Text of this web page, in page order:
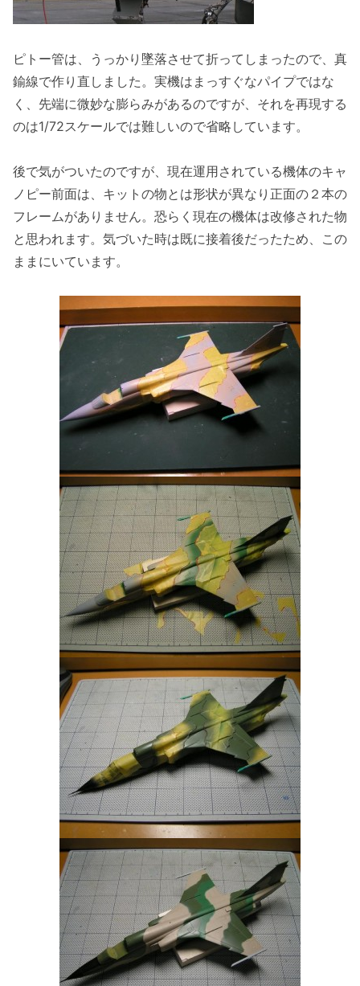
ピトー管は、うっかり墜落させて折ってしまったので、真
鍮線で作り直しました。実機はまっすぐなパイプではな
く、先端に微妙な膨らみがあるのですが、それを再現する
のは1/72スケールでは難しいので省略しています。
後で気がついたのですが、現在運用されている機体のキャ
ノピー前面は、キットの物とは形状が異なり正面の２本の
フレームがありません。恐らく現在の機体は改修された物
と思われます。気づいた時は既に接着後だったため、この
ままにいています。